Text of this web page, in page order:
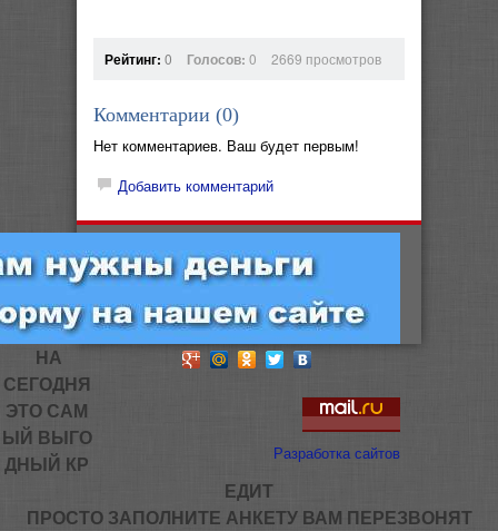
Рейтинг: 0 Голосов: 0 2669 просмотров
Комментарии (0)
Нет комментариев. Ваш будет первым!
Добавить комментарий
Разработка сайтов
НА
СЕГОДНЯ
ЭТО САМ
ЫЙ ВЫГО
ДНЫЙ КР
ЕДИТ
ПРОСТО ЗАПОЛНИТЕ АНКЕТУ ВАМ ПЕРЕЗВОНЯТ